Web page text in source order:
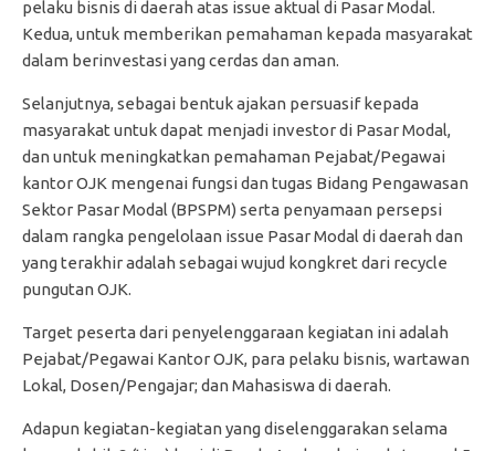
pelaku bisnis di daerah atas issue aktual di Pasar Modal.
Kedua, untuk memberikan pemahaman kepada masyarakat
dalam berinvestasi yang cerdas dan aman.
Selanjutnya, sebagai bentuk ajakan persuasif kepada
masyarakat untuk dapat menjadi investor di Pasar Modal,
dan untuk meningkatkan pemahaman Pejabat/Pegawai
kantor OJK mengenai fungsi dan tugas Bidang Pengawasan
Sektor Pasar Modal (BPSPM) serta penyamaan persepsi
dalam rangka pengelolaan issue Pasar Modal di daerah dan
yang terakhir adalah sebagai wujud kongkret dari recycle
pungutan OJK.
Target peserta dari penyelenggaraan kegiatan ini adalah
Pejabat/Pegawai Kantor OJK, para pelaku bisnis, wartawan
Lokal, Dosen/Pengajar; dan Mahasiswa di daerah.
Adapun kegiatan-kegiatan yang diselenggarakan selama